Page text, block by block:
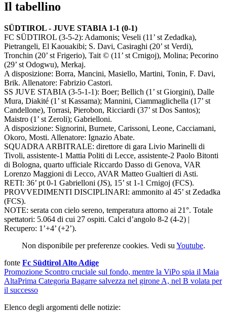
Il tabellino
SÜDTIROL - JUVE STABIA 1-1 (0-1)
FC SÜDTIROL (3-5-2): Adamonis; Veseli (11’ st Zedadka),
Pietrangeli, El Kaouakibi; S. Davi, Casiraghi (20’ st Verdi),
Tronchin (20’ st Frigerio), Tait © (11’ st Crnigoj), Molina; Pecorino
(29’ st Odogwu), Merkaj.
A disposizione: Borra, Mancini, Masiello, Martini, Tonin, F. Davi,
Brik. Allenatore: Fabrizio Castori.
SS JUVE STABIA (3-5-1-1): Boer; Bellich (1’ st Giorgini), Dalle
Mura, Diakité (1’ st Kassama); Mannini, Ciammaglichella (17’ st
Candellone), Torrasi, Pierobon, Ricciardi (37’ st Dos Santos);
Maistro (1’ st Zeroli); Gabrielloni.
A disposizione: Signorini, Burnete, Carissoni, Leone, Cacciamani,
Okoro, Mosti. Allenatore: Ignazio Abate.
SQUADRA ARBITRALE: direttore di gara Livio Marinelli di
Tivoli, assistente-1 Mattia Politi di Lecce, assistente-2 Paolo Bitonti
di Bologna, quarto ufficiale Riccardo Dasso di Genova, VAR
Lorenzo Maggioni di Lecco, AVAR Matteo Gualtieri di Asti.
RETI: 36’ pt 0-1 Gabrielloni (JS), 15’ st 1-1 Crnigoj (FCS).
PROVVEDIMENTI DISCIPLINARI: ammonito al 45’ st Zedadka
(FCS).
NOTE: serata con cielo sereno, temperatura attorno ai 21°. Totale
spettatori: 5.064 di cui 27 ospiti. Calci d’angolo 8-2 (4-2) |
Recupero: 1’+4’ (+2’).
Non disponibile per preferenze cookies. Vedi su Youtube.
fonte Fc Südtirol Alto Adige
Promozione Scontro cruciale sul fondo, mentre la ViPo spia il Maia
AltaPrima Categoria Bagarre salvezza nel girone A, nel B volata per
il successo
Elenco degli argomenti delle notizie: